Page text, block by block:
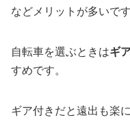
などメリットが多いです
自転車を選ぶときはギ
すめです。
ギア付きだと遠出も楽